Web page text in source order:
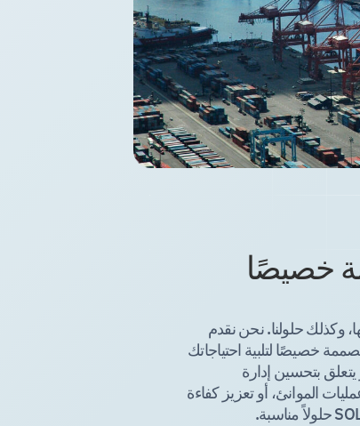
خصيصًا
وكذلك حلولنا. نحن نقدم
خصيصًا لتلبية احتياجاتك
يتعلق بتحسين إدارة
الموانئ، أو تعزيز كفاءة